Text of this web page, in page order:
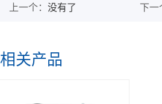
上一个： 没有了 下一
相关产品